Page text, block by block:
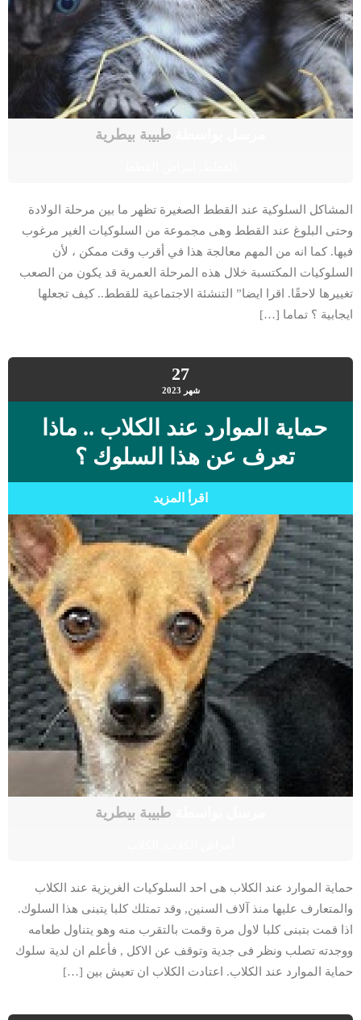
طبيبة بيطرية
المشاكل السلوكية عند القطط الصغيرة تظهر ما بين مرحلة الولادة
وحتى البلوغ عند القطط وهى مجموعة من السلوكيات الغير مرغوب
فيها. كما انه من المهم معالجة هذا في أقرب وقت ممكن ، لأن
السلوكيات المكتسبة خلال هذه المرحلة العمرية قد يكون من الصعب
تغييرها لاحقًا. اقرا ايضا” التنشئة الاجتماعية للقطط.. كيف تجعلها
ايجابية ؟ تماما […]
27
شهر 2023
حماية الموارد عند الكلاب .. ماذا
تعرف عن هذا السلوك ؟
اقرأ المزيد
طبيبة بيطرية
حماية الموارد عند الكلاب هى احد السلوكيات الغريزية عند الكلاب
والمتعارف عليها منذ آلاف السنين, وقد تمتلك كلبا يتبنى هذا السلوك.
اذا قمت بتبنى كلبا لاول مرة وقمت بالتقرب منه وهو يتناول طعامه
ووجدته تصلب ونظر فى جدية وتوقف عن الاكل , فأعلم ان لدية سلوك
حماية الموارد عند الكلاب. اعتادت الكلاب ان تعيش بين […]